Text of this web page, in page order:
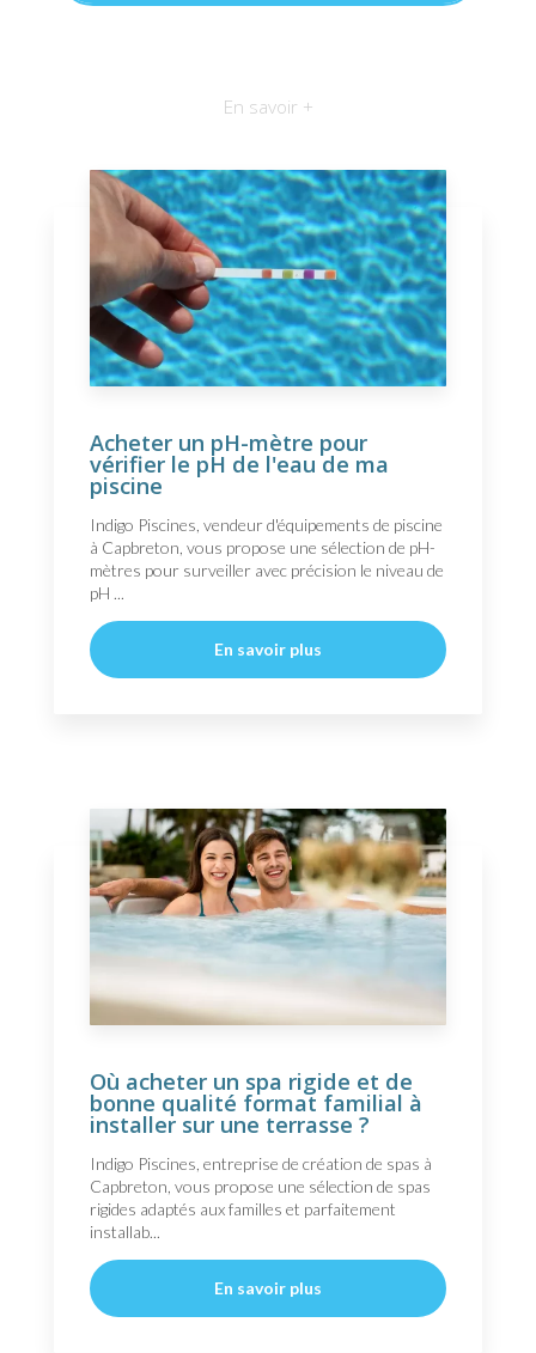
En savoir +
Acheter un pH-mètre pour
vérifier le pH de l'eau de ma
piscine
Indigo Piscines, vendeur d'équipements de piscine
à Capbreton, vous propose une sélection de pH-
mètres pour surveiller avec précision le niveau de
pH ...
En savoir plus
Où acheter un spa rigide et de
bonne qualité format familial à
installer sur une terrasse ?
Indigo Piscines, entreprise de création de spas à
Capbreton, vous propose une sélection de spas
rigides adaptés aux familles et parfaitement
installab...
En savoir plus